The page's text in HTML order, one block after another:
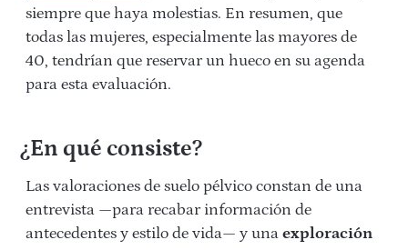
siempre que haya molestias. En resumen, que
todas las mujeres, especialmente las mayores de
40, tendrían que reservar un hueco en su agenda
para esta evaluación.
¿En qué consiste?
Las valoraciones de suelo pélvico constan de una
entrevista —para recabar información de
antecedentes y estilo de vida— y una exploración